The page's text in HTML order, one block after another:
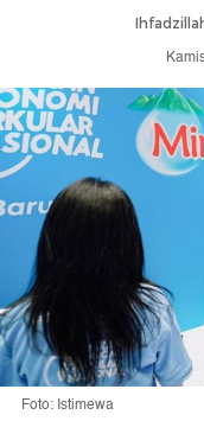
Foto: Istimewa